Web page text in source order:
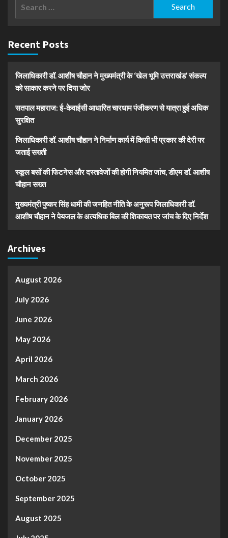
Recent Posts
जिलाधिकारी डॉ. आशीष चौहान ने मुख्यमंत्री के ‘खेल भूमि उत्तराखंड’ संकल्प
को साकार करने पर दिया जोर
सतपाल महाराज: ई-केवाईसी आधारित चारधाम पंजीकरण से यात्रा हुई अधिक
सुरक्षित
जिलाधिकारी डॉ. आशीष चौहान ने निर्माण कार्य में किसी भी प्रकार की देरी पर
जताई सख्ती
स्कूल बसों की फिटनेस और दस्तावेजों की होगी नियमित जांच, डीएम डॉ. आशीष
चौहान सख्त
मुख्यमंत्री पुष्कर सिंह धामी की जनहित नीति के अनुरूप जिलाधिकारी डॉ.
आशीष चौहान ने पेयजल के अत्यधिक बिल की शिकायत पर जांच के दिए निर्देश
Archives
August 2026
July 2026
June 2026
May 2026
April 2026
March 2026
February 2026
January 2026
December 2025
November 2025
October 2025
September 2025
August 2025